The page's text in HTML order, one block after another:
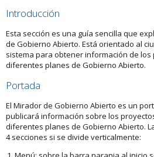
Introducción
Esta sección es una guía sencilla que
de Gobierno Abierto. Está orientado al
sistema para obtener información de
diferentes planes de Gobierno Abierto.
Portada
El Mirador de Gobierno Abierto es un
publicará información sobre los
diferentes planes de Gobierno Abierto.
4 secciones si se divide verticalmente: